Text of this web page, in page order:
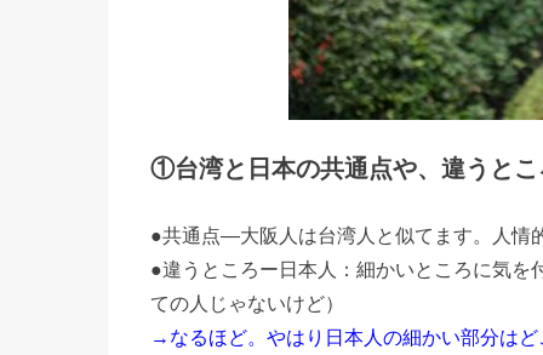
①台湾と日本の共通点や、違うと
●共通点―大阪人は台湾人と似てます。人情
●違うところー日本人：細かいところに気
ての人じゃないけど）
→なるほど。やはり日本人の細かい部分は